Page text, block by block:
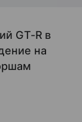
GT-R в
на